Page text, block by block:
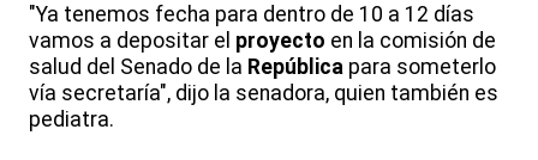
"Ya tenemos fecha para dentro de 10 a 12 días
vamos a depositar el proyecto en la comisión de
salud del Senado de la República para someterlo
vía secretaría", dijo la senadora, quien también es
pediatra.